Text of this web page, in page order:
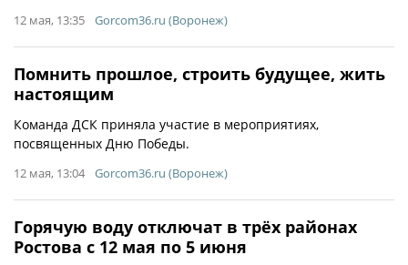
12 мая, 13:35 Gorcom36.ru (Воронеж)
Помнить прошлое, строить будущее, жить
настоящим
Команда ДСК приняла участие в мероприятиях,
посвященных Дню Победы.
12 мая, 13:04 Gorcom36.ru (Воронеж)
Горячую воду отключат в трёх районах
Ростова с 12 мая по 5 июня